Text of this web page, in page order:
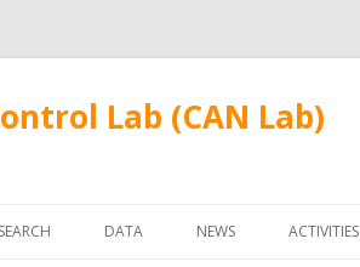
Lab (CAN Lab)
to
DATA NEWS ACTIVITIES